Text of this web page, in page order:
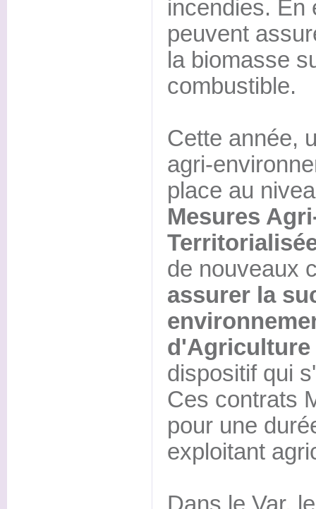
incendies. En
peuvent
la biomasse
combustible.
Cette année,
agri-
place au
Mesures
de nouveaux
assurer la
d'Agriculture
dispositif qui
Ces contrats
pour une
exploitant